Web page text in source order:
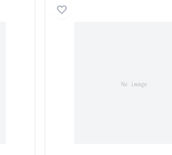
Or Jaune et Blanc Diamant